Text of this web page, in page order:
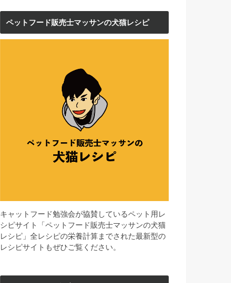
ペットフード販売士マッサンの犬猫レシピ
キャットフード勉強会が協賛しているペット用レ
シピサイト「ペットフード販売士マッサンの犬猫
レシピ」全レシピの栄養計算までされた最新型の
レシピサイトもぜひご覧ください。